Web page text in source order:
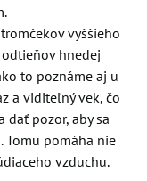
vyššieho
hnedej
to poznáme aj u
a viditeľný vek, čo
pozor, aby sa
pomáha nie
vzduchu.